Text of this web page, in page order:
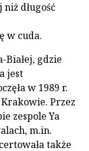
długość
w cuda.
Białej, gdzie
jest
w 1989 r.
Przez
zespole Ya
m.in.
także